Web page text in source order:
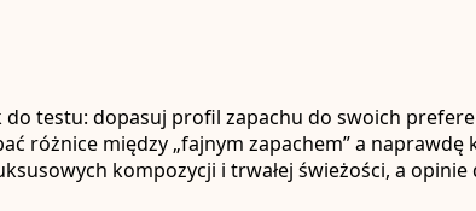
testu: dopasuj profil zapachu do swoich
różnice między „fajnym zapachem” a
kompozycji i trwałej świeżości, a